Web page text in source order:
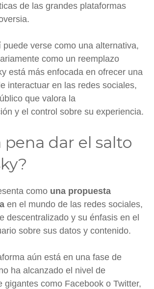
de las grandes plataformas
puede verse como una alternativa,
como un reemplazo
está más enfocada en ofrecer una
interactuar en las redes sociales,
que valora la
y el control sobre su experiencia.
pena dar el salto
como una propuesta
en el mundo de las redes sociales,
descentralizado y su énfasis en el
sobre sus datos y contenido.
aún está en una fase de
ha alcanzado el nivel de
gigantes como Facebook o Twitter,